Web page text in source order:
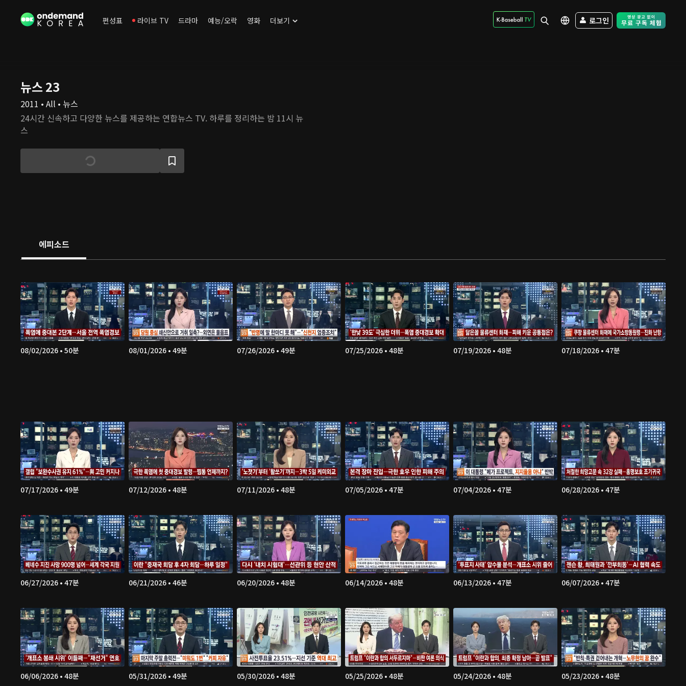
편성표 라이브 TV 드라마 예능/오락 영화 더보기 로그인 Free Trial -
뉴스 23
2011 • All • 뉴스
24시간 신속하고 다양한 뉴스를 제공하는 연합뉴스 TV. 하루를 정리하는 밤 11시 뉴
스
에피소드
08/02/2026 • 50분 08/01/2026 • 49분 07/26/2026 • 49분 07/25/2026 • 48분 07/19/2026 • 48분 07/18/2026 • 47분
07/17/2026 • 49분 07/12/2026 • 48분 07/11/2026 • 48분 07/05/2026 • 47분 07/04/2026 • 47분 06/28/2026 • 47분
06/27/2026 • 47분 06/21/2026 • 46분 06/20/2026 • 48분 06/14/2026 • 48분 06/13/2026 • 47분 06/07/2026 • 47분
06/06/2026 • 48분 05/31/2026 • 49분 05/30/2026 • 48분 05/25/2026 • 48분 05/24/2026 • 48분 05/23/2026 • 48분